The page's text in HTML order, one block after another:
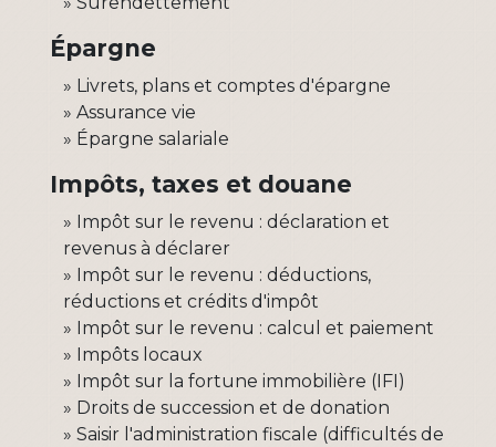
Épargne
Livrets, plans et comptes d'épargne
Assurance vie
Épargne salariale
Impôts, taxes et douane
Impôt sur le revenu : déclaration et
revenus à déclarer
Impôt sur le revenu : déductions,
réductions et crédits d'impôt
Impôt sur le revenu : calcul et paiement
Impôts locaux
Impôt sur la fortune immobilière (IFI)
Droits de succession et de donation
Saisir l'administration fiscale (difficultés de